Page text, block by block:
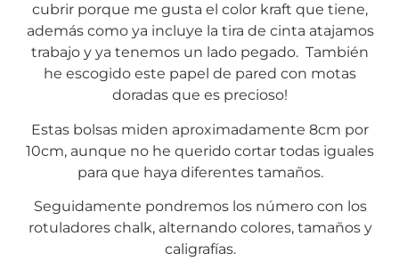
cubrir porque me gusta el color kraft que tiene,
además como ya incluye la tira de cinta atajamos
trabajo y ya tenemos un lado pegado. También
he escogido este papel de pared con motas
doradas que es precioso!
Estas bolsas miden aproximadamente 8cm por
10cm, aunque no he querido cortar todas iguales
para que haya diferentes tamaños.
Seguidamente pondremos los número con los
rotuladores chalk, alternando colores, tamaños y
caligrafías.